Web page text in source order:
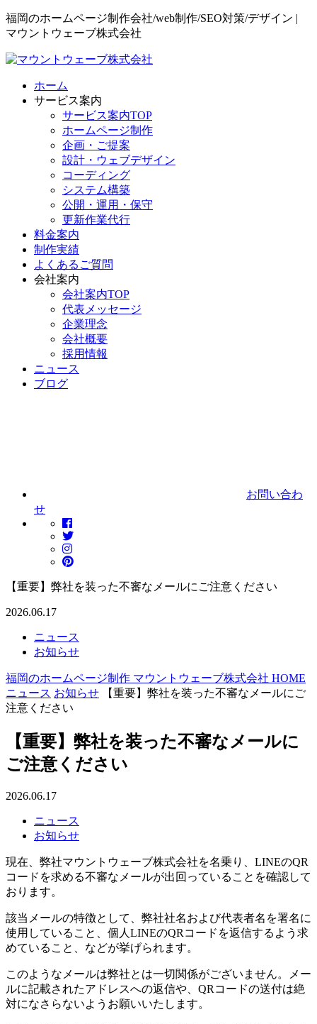
福岡のホームページ制作会社/web制作/SEO対策/デザイン |
マウントウェーブ株式会社
ホーム
サービス案内
サービス案内TOP
ホームページ制作
企画・ご提案
設計・ウェブデザイン
コーディング
システム構築
公開・運用・保守
更新作業代行
料金案内
制作実績
よくあるご質問
会社案内
会社案内TOP
代表メッセージ
企業理念
会社概要
採用情報
ニュース
ブログ
お問い合わ
せ
【重要】弊社を装った不審なメールにご注意ください
2026.06.17
ニュース
お知らせ
福岡のホームページ制作 マウントウェーブ株式会社 HOME
ニュース お知らせ
【重要】弊社を装った不審なメールにご
注意ください
【重要】弊社を装った不審なメールに
ご注意ください
2026.06.17
ニュース
お知らせ
現在、弊社マウントウェーブ株式会社を名乗り、LINEのQR
コードを求める不審なメールが出回っていることを確認して
おります。
該当メールの特徴として、弊社社名および代表者名を署名に
使用していること、個人LINEのQRコードを返信するよう求
めていること、などが挙げられます。
このようなメールは弊社とは一切関係がございません。メー
ルに記載されたアドレスへの返信や、QRコードの送付は絶
対になさらないようお願いいたします。